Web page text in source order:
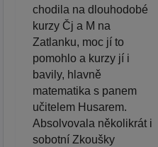
chodila na dlouhodobé
kurzy Čj a M na
Zatlanku, moc jí to
pomohlo a kurzy jí i
bavily, hlavně
matematika s panem
učitelem Husarem.
Absolvovala několikrát i
sobotní Zkoušky